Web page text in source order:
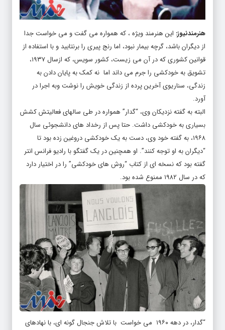
هنرمندنیوز: این هنرمند ویژه ، که همواره می گفت و می خواست جدا
از دیگران باشد، گرچه بیمار نبود، اما رنج پیری را برنتابید و با استفاده از
قوانین کشوری که در آن می زیست، کشور سویس، که ازسال ۱۹۳۷،
تشویق به خودکشی را جرم می داند اما نه کمک به پایان دادن به
زندگی، سناریوی آخرین پرده از زندگی خویش را نوشت وبه اجرا در
آورد.
البته به گفته نزدیکان وی، “گدار” همواره در طی سالهای فعالیتش کشش
بسیاری به خودکشی داشت. حتا پس از رخداد های دانشجوئی سال
۱۹۶۸، به گفته خود وی، دست به یک خودکشی دروغین زده بود تا
“دیگران به او توجه کنند”. او همچنین در یک گفتگو با رادیو فرانس انتر
گفته بود که نسخه ای از کتاب “روش های خودکشی” را در اختیار دارد
که در سال ۱۹۸۲ ممنوع شده بود.
“گدار، در دهه ۱۹۶۰ می خواست با تلاش جنجال گونه ای، با نهادهای